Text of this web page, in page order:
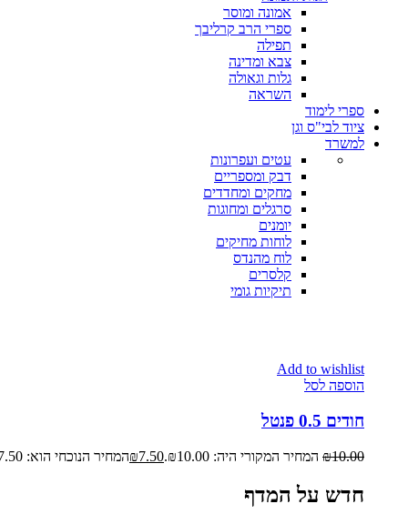
אמונה ומוסר
ספרי הרב קרליבך
תפילה
צבא ומדינה
גלות וגאולה
השראה
ספרי לימוד
ציוד לבי"ס וגן
למשרד
עטים ועפרונות
דבק ומספריים
מחקים ומחדדים
סרגלים ומחוגות
יומנים
לוחות מחיקים
לוח מהנדס
קלסרים
תיקיות גומי
Add to wishlist
הוספה לסל
חודים 0.5 פנטל
₪10.00 המחיר המקורי היה: ₪10.00. ₪7.50 המחיר הנוכחי הוא: ₪7.50.
חדש על המדף